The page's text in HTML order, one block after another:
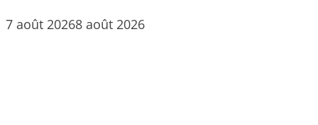
7 août 20268 août 2026